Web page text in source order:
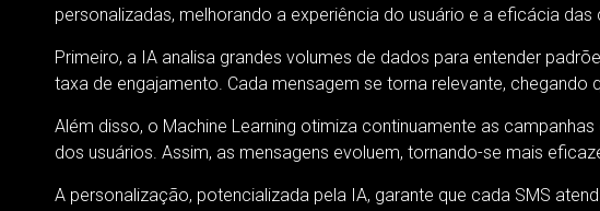
personalizadas, melhorando a experiência do usuário e a eficácia
Primeiro, a IA analisa grandes volumes de dados para entender
taxa de engajamento. Cada mensagem se torna relevante, chegando
Além disso, o Machine Learning otimiza continuamente as
dos usuários. Assim, as mensagens evoluem, tornando-se mais
A personalização, potencializada pela IA, garante que cada SMS